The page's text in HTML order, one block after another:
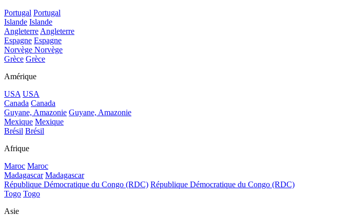
Portugal Portugal
Islande Islande
Angleterre Angleterre
Espagne Espagne
Norvège Norvège
Grèce Grèce
Amérique
USA USA
Canada Canada
Guyane, Amazonie Guyane, Amazonie
Mexique Mexique
Brésil Brésil
Afrique
Maroc Maroc
Madagascar Madagascar
République Démocratique du Congo (RDC) République Démocratique du Congo (RDC)
Togo Togo
Asie